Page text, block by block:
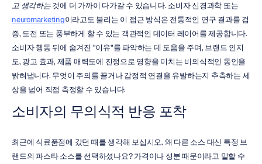
고 생각하는
neuromarketing이라고도 불리는 이 접근 방식은 전통적인 연구 결과를 검
증, 도전 또는 풍부하게 할 수 있는 객관적인 데이터 레이어를 제공합니다.
소비자 행동 뒤에 숨겨진 "이유"를 파악하는 데 도움을 주며, 브랜드 인지
도, 광고 효과, 제품 매력도에 진정으로 영향을 미치는 비의식적인 동인을
밝혀냅니다. 무엇이 주의를 끌거나 감정적 연결을 유발하는지 추측하는 세
상을 넘어 직접 측정할 수 있습니다.
소비자의 무의식적 반응 포착
최근에 식료품점에 갔던 때를 생각해 보십시오. 왜 다른 소스 대신 특정 브
랜드의 파스타 소스를 선택하셨나요? 가격이나 성분 때문이라고 말할 수